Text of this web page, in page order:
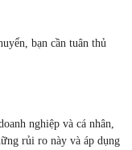
bạn cần tuân thủ
nghiệp và cá nhân,
rủi ro này và áp dụng